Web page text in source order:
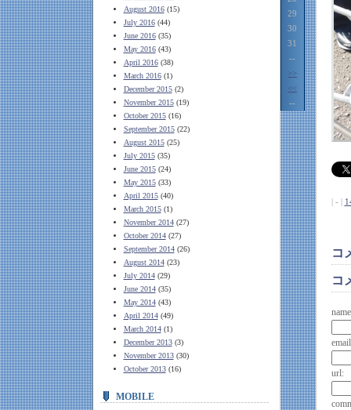
August 2016(15)
July 2016(44)
June 2016(35)
May 2016(43)
April 2016(38)
March 2016(1)
December 2015(2)
November 2015(19)
October 2015(16)
September 2015(22)
August 2015(25)
July 2015(35)
June 2015(24)
May 2015(33)
April 2015(40)
March 2015(1)
November 2014(27)
October 2014(27)
September 2014(26)
August 2014(23)
July 2014(29)
June 2014(35)
May 2014(43)
April 2014(49)
March 2014(1)
December 2013(3)
November 2013(30)
October 2013(16)
MOBILE
29
30
31
--
>>
<<
--
| - |
コ
コ
url: